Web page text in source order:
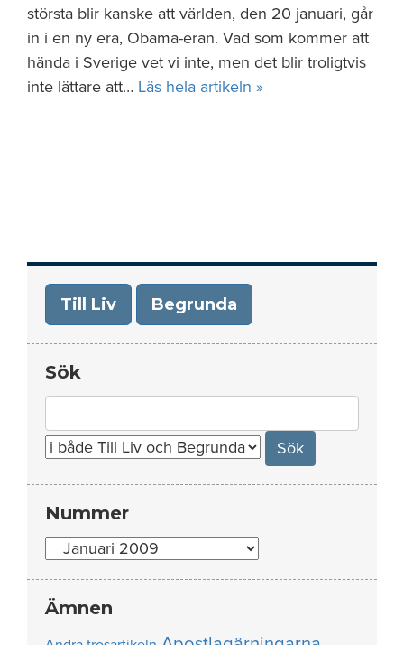
största blir kanske att världen, den 20 januari, går
in i en ny era, Obama-eran. Vad som kommer att
hända i Sverige vet vi inte, men det blir troligtvis
inte lättare att… Läs hela artikeln »
Till Liv Begrunda
Sök
for:
Nummer
Nummer
Ämnen